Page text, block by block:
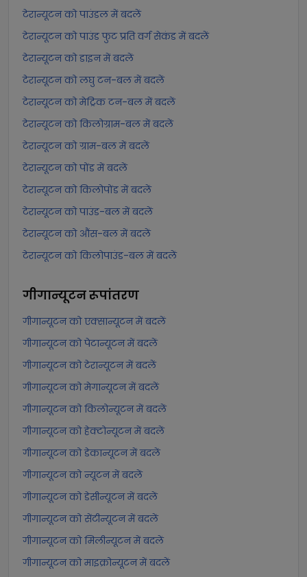
टेरान्यूटन को पाउंडल में बदलें
टेरान्यूटन को पाउंड फुट प्रति वर्ग सेकंड में बदलें
टेरान्यूटन को डाइन में बदलें
टेरान्यूटन को लघु टन-बल में बदलें
टेरान्यूटन को मेट्रिक टन-बल में बदलें
टेरान्यूटन को किलोग्राम-बल में बदलें
टेरान्यूटन को ग्राम-बल में बदलें
टेरान्यूटन को पोंड में बदलें
टेरान्यूटन को किलोपोंड में बदलें
टेरान्यूटन को पाउंड-बल में बदलें
टेरान्यूटन को औंस-बल में बदलें
टेरान्यूटन को किलोपाउंड-बल में बदलें
गीगान्यूटनरूपांतरण
गीगान्यूटन को एक्सान्यूटन में बदलें
गीगान्यूटन को पेटान्यूटन में बदलें
गीगान्यूटन को टेरान्यूटन में बदलें
गीगान्यूटन को मेगान्यूटन में बदलें
गीगान्यूटन को किलोन्यूटन में बदलें
गीगान्यूटन को हेक्टोन्यूटन में बदलें
गीगान्यूटन को डेकान्यूटन में बदलें
गीगान्यूटन को न्यूटन में बदलें
गीगान्यूटन को डेसीन्यूटन में बदलें
गीगान्यूटन को सेंटीन्यूटन में बदलें
गीगान्यूटन को मिलीन्यूटन में बदलें
गीगान्यूटन को माइक्रोन्यूटन में बदलें